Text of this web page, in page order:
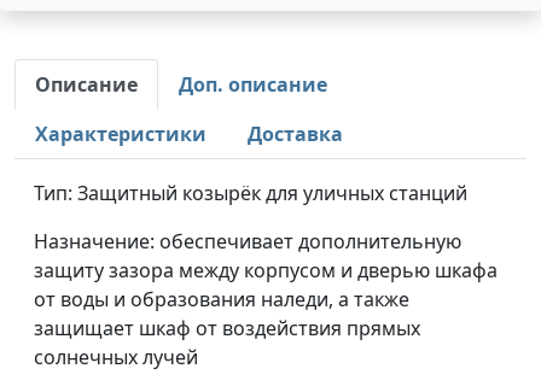
Описание
Доп. описание
Характеристики
Доставка
Тип: Защитный козырёк для уличных станций
Назначение: обеспечивает дополнительную
защиту зазора между корпусом и дверью шкафа
от воды и образования наледи, а также
защищает шкаф от воздействия прямых
солнечных лучей